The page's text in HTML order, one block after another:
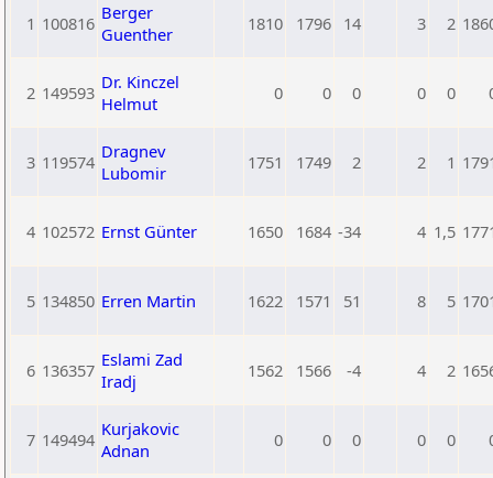
1 100816 Berger
Guenther
1810 1796 14 3 2
2 149593 Dr. Kinczel
Helmut
0 0 0 0 0
3 119574 Dragnev
Lubomir
1751 1749 2 2 1
4 102572 Ernst Günter 1650 1684 -34 4 1,5
5 134850 Erren Martin 1622 1571 51 8 5
6 136357 Eslami Zad
Iradj
1562 1566 -4 4 2
7 149494 Kurjakovic
Adnan
0 0 0 0 0